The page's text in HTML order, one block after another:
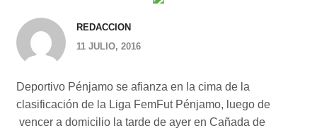
REDACCION
11 JULIO, 2016
Deportivo Pénjamo se afianza en la cima de la
clasificación de la Liga FemFut Pénjamo, luego de
vencer a domicilio la tarde de ayer en Cañada de